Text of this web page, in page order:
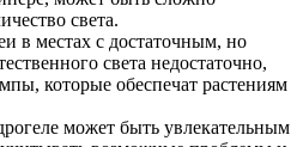
света.
в местах с достаточным, но
света недостаточно,
которые обеспечат растениям
может быть увлекательным